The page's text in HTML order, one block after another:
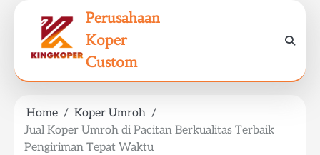
Perusahaan
Koper
Custom
Home
Koper Umroh
Jual Koper Umroh di Pacitan Berkualitas Terbaik
Pengiriman Tepat Waktu